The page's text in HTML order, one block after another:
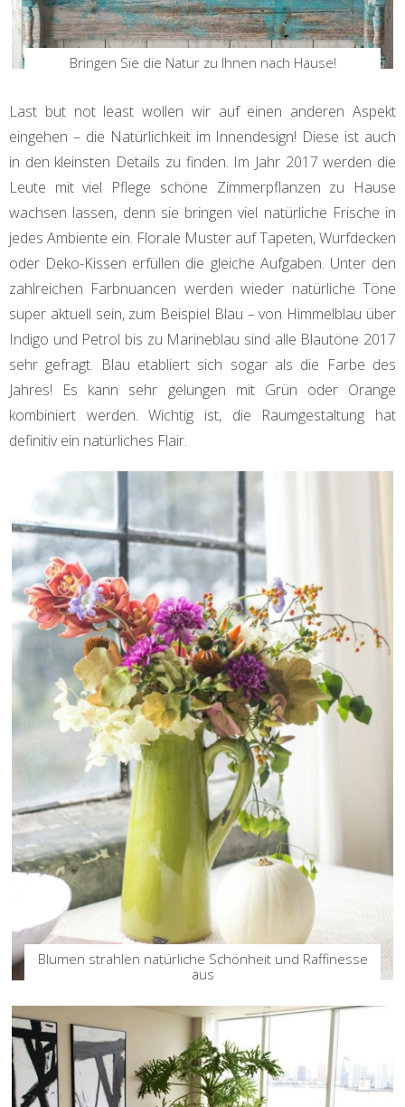
Bringen Sie die Natur zu Ihnen nach Hause!
Last but not least wollen wir auf einen anderen Aspekt
eingehen – die Natürlichkeit im Innendesign! Diese ist auch
in den kleinsten Details zu finden. Im Jahr 2017 werden die
Leute mit viel Pflege schöne Zimmerpflanzen zu Hause
wachsen lassen, denn sie bringen viel natürliche Frische in
jedes Ambiente ein. Florale Muster auf Tapeten, Wurfdecken
oder Deko-Kissen erfüllen die gleiche Aufgaben. Unter den
zahlreichen Farbnuancen werden wieder natürliche Töne
super aktuell sein, zum Beispiel Blau – von Himmelblau über
Indigo und Petrol bis zu Marineblau sind alle Blautöne 2017
sehr gefragt. Blau etabliert sich sogar als die Farbe des
Jahres! Es kann sehr gelungen mit Grün oder Orange
kombiniert werden. Wichtig ist, die Raumgestaltung hat
definitiv ein natürliches Flair.
Blumen strahlen natürliche Schönheit und Raffinesse
aus